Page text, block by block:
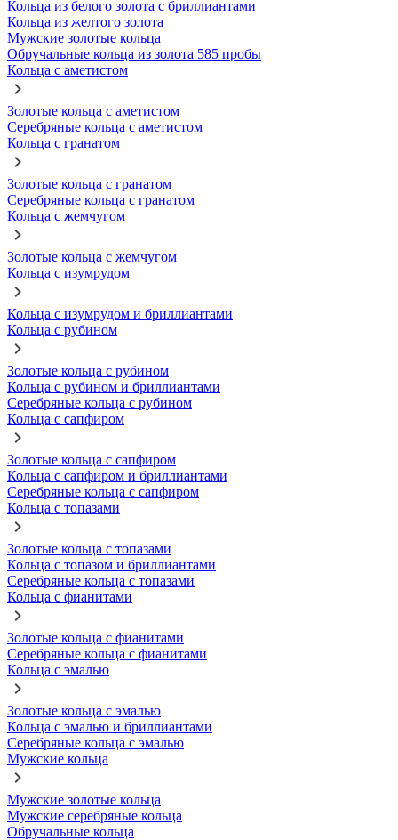
Кольца из белого золота с бриллиантами
Кольца из желтого золота
Мужские золотые кольца
Обручальные кольца из золота 585 пробы
Кольца с аметистом
Золотые кольца с аметистом
Серебряные кольца с аметистом
Кольца с гранатом
Золотые кольца с гранатом
Серебряные кольца с гранатом
Кольца с жемчугом
Золотые кольца с жемчугом
Кольца с изумрудом
Кольца с изумрудом и бриллиантами
Кольца с рубином
Золотые кольца с рубином
Кольца с рубином и бриллиантами
Серебряные кольца с рубином
Кольца с сапфиром
Золотые кольца с сапфиром
Кольца с сапфиром и бриллиантами
Серебряные кольца с сапфиром
Кольца с топазами
Золотые кольца с топазами
Кольца с топазом и бриллиантами
Серебряные кольца с топазами
Кольца с фианитами
Золотые кольца с фианитами
Серебряные кольца с фианитами
Кольца с эмалью
Золотые кольца с эмалью
Кольца с эмалью и бриллиантами
Серебряные кольца с эмалью
Мужские кольца
Мужские золотые кольца
Мужские серебряные кольца
Обручальные кольца